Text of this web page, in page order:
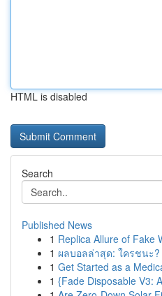
HTML is disabled
Search
Published News
1 Replica Allure of Fake
1 ผลบอลล่าสุด: ใครชนะ
1 Get Started as a
1 {Fade Disposable V3: